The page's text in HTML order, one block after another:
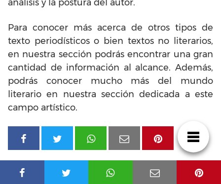
análisis y la postura del autor.
Para conocer más acerca de otros tipos de
texto periodísticos o bien textos no literarios,
en nuestra sección podrás encontrar una gran
cantidad de información al alcance. Además,
podrás conocer mucho más del mundo
literario en nuestra sección dedicada a este
campo artístico.